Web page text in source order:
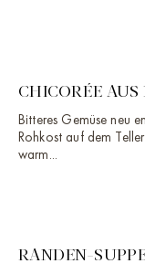
CHICORÉE AUS
Bitteres Gemüse neu
Rohkost auf dem
warm...
RANDEN-